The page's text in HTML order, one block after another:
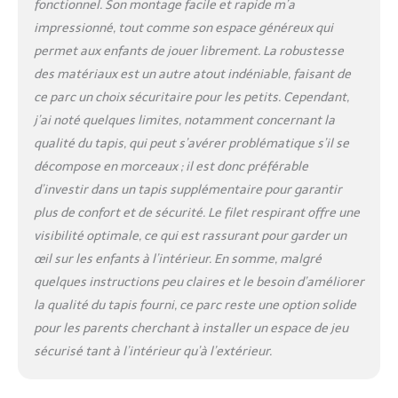
balles, coin câlin ou coin
lecture - les jouets préférés
restent toujours à portée de
main. MONTAGE RAPIDE
INTÉRIEUR ET EXTÉRIEUR :
outils en quelques minutes.
Parfait pour le jardin, le salon
ou un week-end chez les
grands-parents - se range
ensuite de façon compacte
dans le sac fourni.
fonctionnel. Son montage facile et rapide m’a
impressionné, tout comme son espace généreux qui
permet aux enfants de jouer librement. La robustesse
des matériaux est un autre atout indéniable, faisant de
ce parc un choix sécuritaire pour les petits. Cependant,
j’ai noté quelques limites, notamment concernant la
qualité du tapis, qui peut s’avérer problématique s’il se
décompose en morceaux ; il est donc préférable
d’investir dans un tapis supplémentaire pour garantir
plus de confort et de sécurité. Le filet respirant offre une
visibilité optimale, ce qui est rassurant pour garder un
œil sur les enfants à l’intérieur. En somme, malgré
quelques instructions peu claires et le besoin d’améliorer
la qualité du tapis fourni, ce parc reste une option solide
pour les parents cherchant à installer un espace de jeu
sécurisé tant à l’intérieur qu’à l’extérieur.